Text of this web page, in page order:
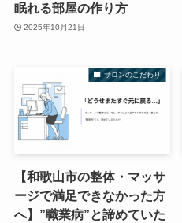
眠れる部屋の作り方
2025年10月21日
サロンのこだわり
【和歌山市の整体・マッサ
ージで満足できなかった方
へ】”職業病”と諦めていた